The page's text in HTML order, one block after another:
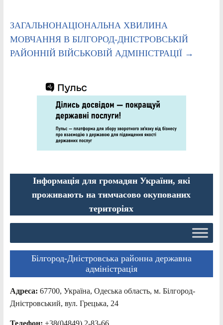
ЗАГАЛЬНОНАЦІОНАЛЬНА ХВИЛИНА
МОВЧАННЯ В БІЛГОРОД-ДНІСТРОВСЬКІЙ
РАЙОННІЙ ВІЙСЬКОВІЙ АДМІНІСТРАЦІЇ →
Інформація для громадян України, які
проживають на тимчасово окупованих
територіях
Білгород-Дністровська районна державна
адміністрація
Адреса: 67700, Україна, Одеська область, м. Білгород-
Дністровський, вул. Грецька, 24
Телефон: +38(04849) 2-83-66